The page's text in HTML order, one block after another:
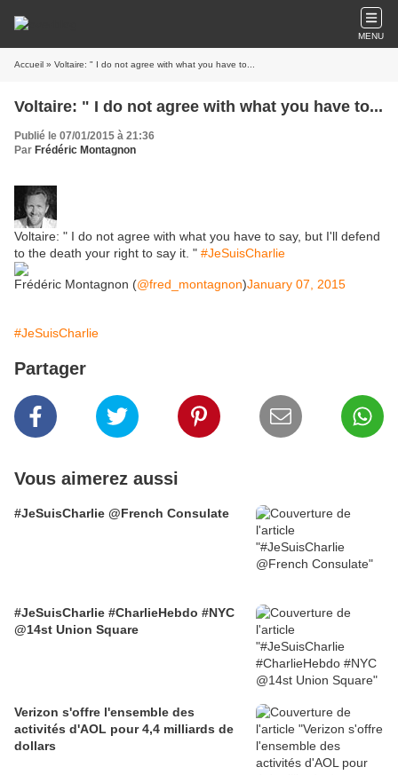
MENU
Accueil » Voltaire: " I do not agree with what you have to...
Voltaire: " I do not agree with what you have to...
Publié le 07/01/2015 à 21:36
Par Frédéric Montagnon
Voltaire: " I do not agree with what you have to say, but I'll defend
to the death your right to say it. " #JeSuisCharlie
Frédéric Montagnon (@fred_montagnon)January 07, 2015
#JeSuisCharlie
Partager
Vous aimerez aussi
#JeSuisCharlie @French Consulate
#JeSuisCharlie #CharlieHebdo #NYC
@14st Union Square
Verizon s'offre l'ensemble des
activités d'AOL pour 4,4 milliards de
dollars